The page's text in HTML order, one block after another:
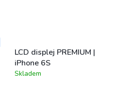
LCD displej PREMIUM |
iPhone 6S
Průměrné
Skladem